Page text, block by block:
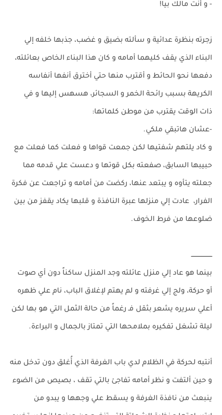
- و أنت مالك بيا!
زجرته بنظرة عدائية و سألته بضيق و غضب، جذبها خلفه إلي
البناء الذي يقف كليهما أمامه و كان هذا البناء الخاص بعائلته،
دفعها نحو الحائط و أقترب منها حتي أخترق أنفها أنفاسه
الكريهة بسبب رائحة الخمر و السجائر، هسهس إليها و في
ذات الوقت يقترب من موطن كلماتها:
-عشان هاتبقي ملكي.
و كاد يلتهم شفتيها لكن جمعت قواها و فعلت كما فعلت مع
حبيبها السابق، صفعته بكل قوتها و دعست علي قدمه مما
جعلته يتأوه و يبتعد عنها، ركضت من أمامه و تراجعت عن فكرة
الفرار، عادت إلي منزلها عبرة النافذة و قلبها يكاد يقفز من بين
ضلوعها من فرط الخوف.
ـــــــــــــــــــــ
بينما هو عاد إلي منزل عائلته وجد المنزل ساكناً دون أي صوت
أو حركة، ولج إلي غرفته و لم يهتم لإغلاق الباب، نام علي ظهره
أعلي سريره يشعر بثقل فـ رغماً من حالة الثمل التي هو بها لكن
ليلة تشغل تفكيره بملامحها التي تمتاز بالجمال و البراءة.
أنتبه لحركة في الظلام لدي باب الغرفة الذي أُغلق دون تدخل منه
و حين ألتفت و نظر أمامه تفاجئ بالتي تقف ، بصيص من الضوء
ينبعث من نافذة الغرفة و يسقط علي وجهها و يبدو من